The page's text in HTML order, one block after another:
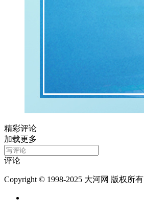
精彩评论
加载更多
评论
Copyright © 1998-2025 大河网 版权所有